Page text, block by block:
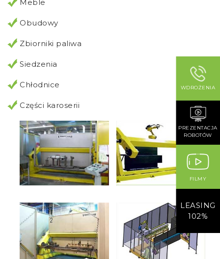
Meble
Obudowy
Zbiorniki paliwa
Siedzenia
Chłodnice
Części karoserii
WDROŻENIA
PREZENTACJA
ROBOTÓW
FILMY
LEASING
102%